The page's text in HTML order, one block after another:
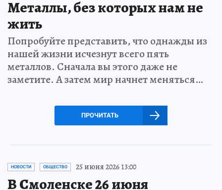
Металлы, без которых нам не
жить
Попробуйте представить, что однажды из
нашей жизни исчезнут всего пять
металлов. Сначала вы этого даже не
заметите. А затем мир начнет меняться…
ПРОЧИТАТЬ
НОВОСТИ ОБЩЕСТВО 25 июня 2026 13:00
В Смоленске 26 июня